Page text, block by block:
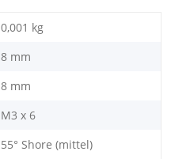
0,001 kg
8 mm
8 mm
M3 x 6
55° Shore (mittel)